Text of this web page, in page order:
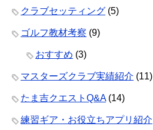
クラブセッティング (5)
ゴルフ教材考察 (9)
おすすめ (3)
マスターズクラブ実績紹介 (11)
たま吉クエストQ&A(14)
練習ギア・お役立ちアプリ紹介